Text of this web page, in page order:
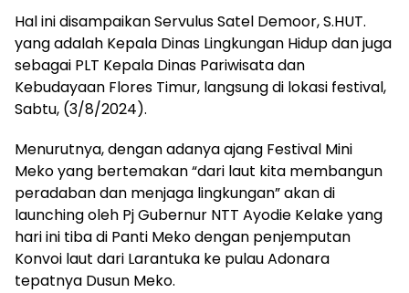
Hal ini disampaikan Servulus Satel Demoor, S.HUT.
yang adalah Kepala Dinas Lingkungan Hidup dan juga
sebagai PLT Kepala Dinas Pariwisata dan
Kebudayaan Flores Timur, langsung di lokasi festival,
Sabtu, (3/8/2024).
Menurutnya, dengan adanya ajang Festival Mini
Meko yang bertemakan “dari laut kita membangun
peradaban dan menjaga lingkungan” akan di
launching oleh Pj Gubernur NTT Ayodie Kelake yang
hari ini tiba di Panti Meko dengan penjemputan
Konvoi laut dari Larantuka ke pulau Adonara
tepatnya Dusun Meko.